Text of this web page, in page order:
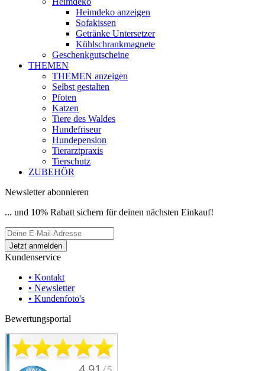
Heimdeko anzeigen
Sofakissen
Getränke Untersetzer
Kühlschrankmagnete
Geschenkgutscheine
THEMEN
THEMEN anzeigen
Selbst gestalten
Pfoten
Katzen
Tiere des Waldes
Hundefriseur
Hundepension
Tierarztpraxis
Tierschutz
ZUBEHÖR
Newsletter abonnieren
... und 10% Rabatt sichern für deinen nächsten Einkauf!
Kundenservice
• Kontakt
• Newsletter
• Kundenfoto's
Bewertungsportal